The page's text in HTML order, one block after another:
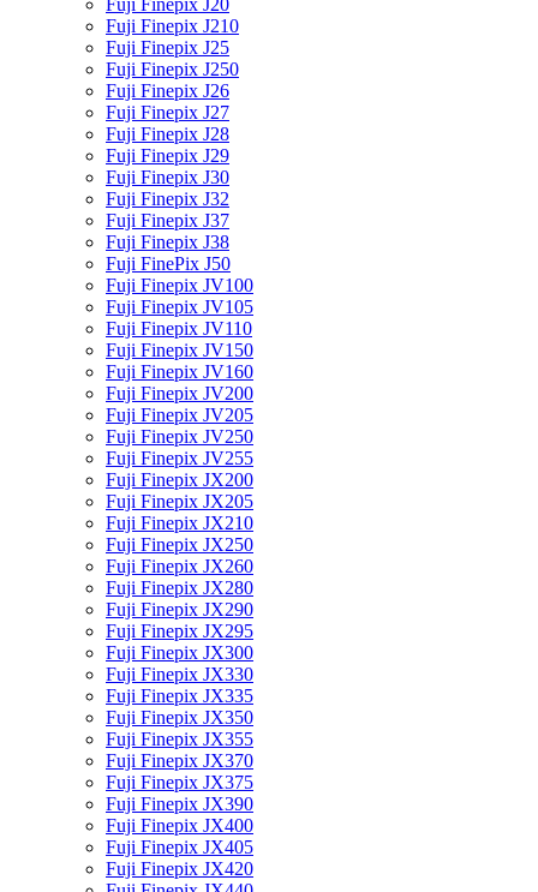
Fuji Finepix J20
Fuji Finepix J210
Fuji Finepix J25
Fuji Finepix J250
Fuji Finepix J26
Fuji Finepix J27
Fuji Finepix J28
Fuji Finepix J29
Fuji Finepix J30
Fuji Finepix J32
Fuji Finepix J37
Fuji Finepix J38
Fuji FinePix J50
Fuji Finepix JV100
Fuji Finepix JV105
Fuji Finepix JV110
Fuji Finepix JV150
Fuji Finepix JV160
Fuji Finepix JV200
Fuji Finepix JV205
Fuji Finepix JV250
Fuji Finepix JV255
Fuji Finepix JX200
Fuji Finepix JX205
Fuji Finepix JX210
Fuji Finepix JX250
Fuji Finepix JX260
Fuji Finepix JX280
Fuji Finepix JX290
Fuji Finepix JX295
Fuji Finepix JX300
Fuji Finepix JX330
Fuji Finepix JX335
Fuji Finepix JX350
Fuji Finepix JX355
Fuji Finepix JX370
Fuji Finepix JX375
Fuji Finepix JX390
Fuji Finepix JX400
Fuji Finepix JX405
Fuji Finepix JX420